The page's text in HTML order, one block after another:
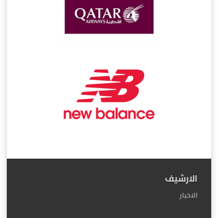
الارشيف
الاخبار